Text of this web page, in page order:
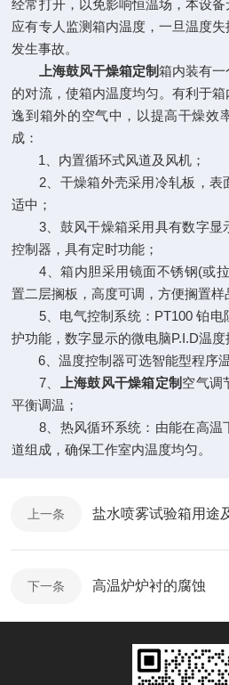
经常打开，以免影响恒温场，本设
应有专人监测箱内温度，一旦温度
发生事故。
上海鼓风干燥箱定制箱内装有
的对流，使箱内温度均匀。有利于
逸到箱外的空气中，以提高干燥效
成：
1、内置循环式风道及风机；
2、干燥箱外壳采用冷轧板，表
适中；
3、鼓风干燥箱采用具有数字显
控制器，具有定时功能；
4、箱内胆采用镜面不锈钢(或拉
置二层搁板，高度可调，方便搁置样
5、电气控制系统：PT100 铂电
护功能，数字显示的微电脑P.I.D温度
6、温度控制器可选智能型程序温
7、
上海鼓风干燥箱定制 空气调
平衡调温；
8、热风循环系统：由能在高温
道组成，确保工作室内温度均匀。
上一条 盐水喷雾试验箱用途
下一条 高温炉炉衬的腐蚀